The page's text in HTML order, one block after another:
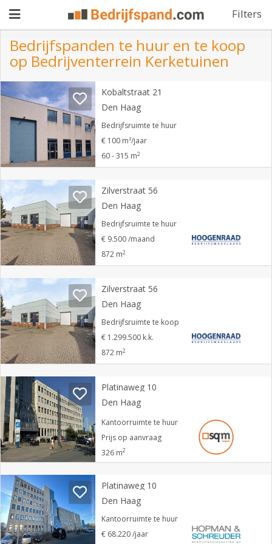
Filters
Pand
aanbieden
Pand
zoeken
Waarom
adverteren
Premium
adverteren
Blog
Registreren
Login
Bedrijfspanden te huur en te koop
op Bedrijventerrein Kerketuinen
Kobaltstraat 21
Den Haag
Bedrijfsruimte te huur
€ 100 m²/jaar
60 - 315 m2
Zilverstraat 56
Den Haag
Bedrijfsruimte te huur
€ 9.500 /maand
872 m2
Zilverstraat 56
Den Haag
Bedrijfsruimte te koop
€ 1.299.500 k.k.
872 m2
Platinaweg 10
Den Haag
Kantoorruimte te huur
Prijs op aanvraag
326 m2
Platinaweg 10
Den Haag
Kantoorruimte te huur
€ 68.220 /jaar